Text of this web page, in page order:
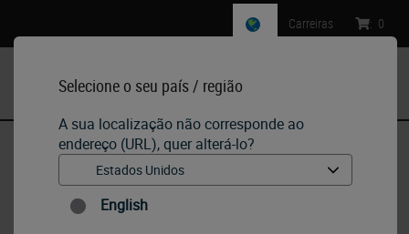
Selecione o seu país / região
A sua localização não corresponde ao
endereço (URL), quer alterá-lo?
English
Carreiras : 0
Histology Consumables
•
Apex Adhesive Slide